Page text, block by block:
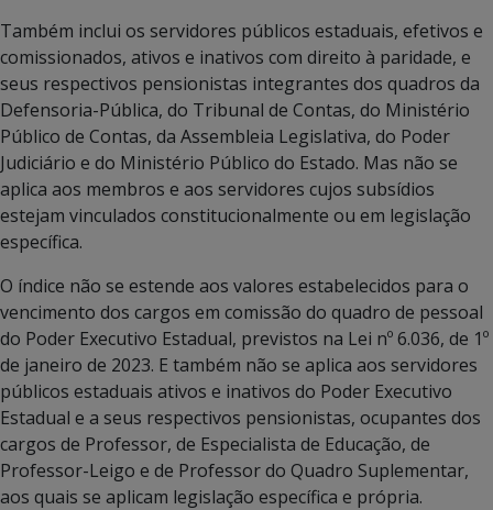
Também inclui os servidores públicos estaduais, efetivos e
comissionados, ativos e inativos com direito à paridade, e
seus respectivos pensionistas integrantes dos quadros da
Defensoria-Pública, do Tribunal de Contas, do Ministério
Público de Contas, da Assembleia Legislativa, do Poder
Judiciário e do Ministério Público do Estado. Mas não se
aplica aos membros e aos servidores cujos subsídios
estejam vinculados constitucionalmente ou em legislação
específica.
O índice não se estende aos valores estabelecidos para o
vencimento dos cargos em comissão do quadro de pessoal
do Poder Executivo Estadual, previstos na Lei nº 6.036, de 1º
de janeiro de 2023. E também não se aplica aos servidores
públicos estaduais ativos e inativos do Poder Executivo
Estadual e a seus respectivos pensionistas, ocupantes dos
cargos de Professor, de Especialista de Educação, de
Professor-Leigo e de Professor do Quadro Suplementar,
aos quais se aplicam legislação específica e própria.